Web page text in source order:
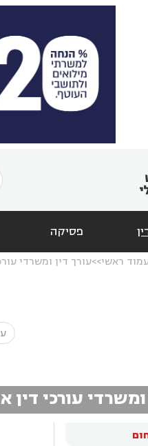
פסיקה
ראשי עורך דין ומשרדי
ומשרדי עורכי